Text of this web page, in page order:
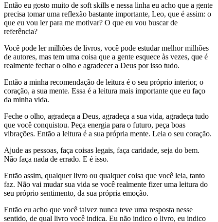
Então eu gosto muito de soft skills e nessa linha eu acho que a gente
precisa tomar uma reflexão bastante importante, Leo, que é assim: o
que eu vou ler para me motivar? O que eu vou buscar de
referência?
Você pode ler milhões de livros, você pode estudar melhor milhões
de autores, mas tem uma coisa que a gente esquece às vezes, que é
realmente fechar o olho e agradecer a Deus por isso tudo.
Então a minha recomendação de leitura é o seu próprio interior, o
coração, a sua mente. Essa é a leitura mais importante que eu faço
da minha vida.
Feche o olho, agradeça a Deus, agradeça a sua vida, agradeça tudo
que você conquistou. Peça energia para o futuro, peça boas
vibrações. Então a leitura é a sua própria mente. Leia o seu coração.
Ajude as pessoas, faça coisas legais, faça caridade, seja do bem.
Não faça nada de errado. E é isso.
Então assim, qualquer livro ou qualquer coisa que você leia, tanto
faz. Não vai mudar sua vida se você realmente fizer uma leitura do
seu próprio sentimento, da sua própria emoção.
Então eu acho que você talvez nunca teve uma resposta nesse
sentido, de qual livro você indica. Eu não indico o livro, eu indico